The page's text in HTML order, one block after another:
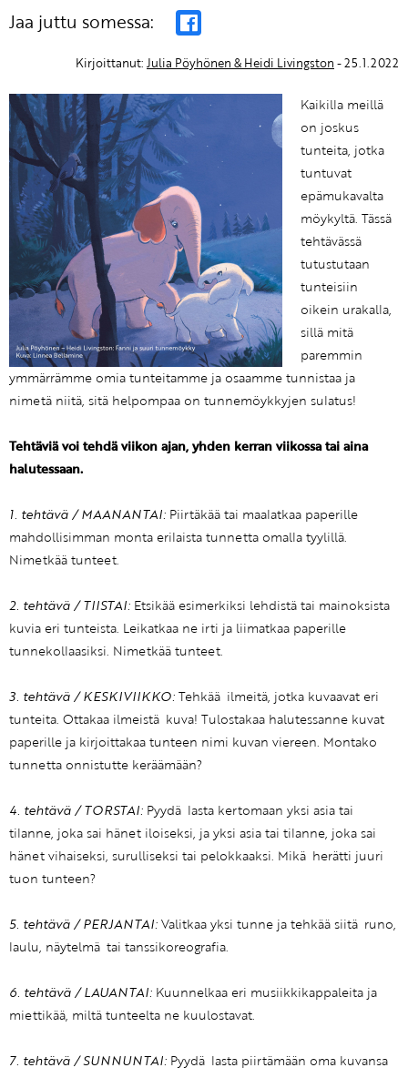
Jaa juttu somessa:
Kirjoittanut: Julia Pöyhönen & Heidi Livingston - 25.1.2022
Kaikilla meillä
on joskus
tunteita, jotka
tuntuvat
epämukavalta
möykyltä. Tässä
tehtävässä
tutustutaan
tunteisiin
oikein urakalla,
sillä mitä
paremmin
ymmärrämme omia tunteitamme ja osaamme tunnistaa ja
nimetä niitä, sitä helpompaa on tunnemöykkyjen sulatus!
Tehtäviä voi tehdä viikon ajan, yhden kerran viikossa tai aina
halutessaan.
1. tehtävä / MAANANTAI: Piirtäkää tai maalatkaa paperille
mahdollisimman monta erilaista tunnetta omalla tyylillä.
Nimetkää tunteet.
2. tehtävä / TIISTAI: Etsikää esimerkiksi lehdistä tai mainoksista
kuvia eri tunteista. Leikatkaa ne irti ja liimatkaa paperille
tunnekollaasiksi. Nimetkää tunteet.
3. tehtävä / KESKIVIIKKO: Tehkää ilmeitä, jotka kuvaavat eri
tunteita. Ottakaa ilmeistä kuva! Tulostakaa halutessanne kuvat
paperille ja kirjoittakaa tunteen nimi kuvan viereen. Montako
tunnetta onnistutte keräämään?
4. tehtävä / TORSTAI: Pyydä lasta kertomaan yksi asia tai
tilanne, joka sai hänet iloiseksi, ja yksi asia tai tilanne, joka sai
hänet vihaiseksi, surulliseksi tai pelokkaaksi. Mikä herätti juuri
tuon tunteen?
5. tehtävä / PERJANTAI: Valitkaa yksi tunne ja tehkää siitä runo,
laulu, näytelmä tai tanssikoreografia.
6. tehtävä / LAUANTAI: Kuunnelkaa eri musiikkikappaleita ja
miettikää, miltä tunteelta ne kuulostavat.
7. tehtävä / SUNNUNTAI: Pyydä lasta piirtämään oma kuvansa